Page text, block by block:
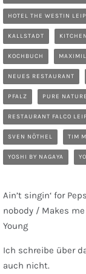
HOTEL THE WESTIN
KALLSTADT
KOCHBUCH
NEUES RESTAURANT
PFALZ PURE NATURE
RESTAURANT FALCO
SVEN NÖTHEL TIM
YOSHI BY NAGAYA
Ain’t singin‘ for
nobody / Makes
Young
Ich schreibe über
auch nicht.